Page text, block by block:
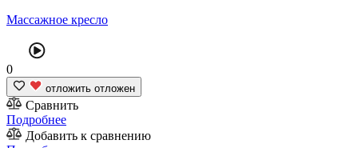
Массажное кресло
0
отложить отложен
Сравнить
Подробнее
Добавить к сравнению